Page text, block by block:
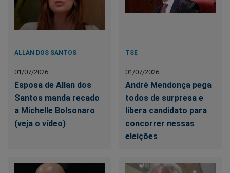
ALLAN DOS SANTOS
01/07/2026
Esposa de Allan dos
Santos manda recado
a Michelle Bolsonaro
(veja o vídeo)
TSE
01/07/2026
André Mendonça pega
todos de surpresa e
libera candidato para
concorrer nessas
eleições